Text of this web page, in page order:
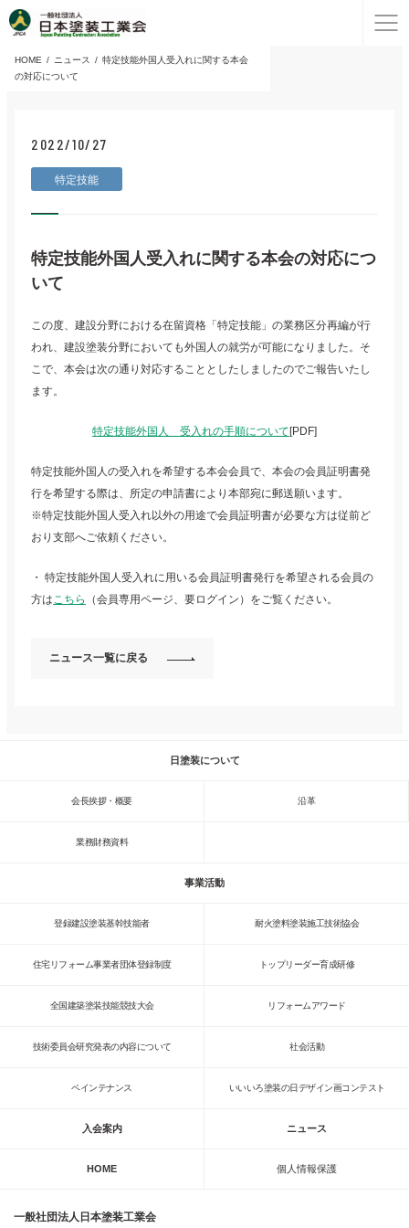
HOME ニュース
特定技能外国人受入れに関する本会
の対応について
2022/10/27
特定技能
特定技能外国人受入れに関する本会の対応につ
いて
この度、建設分野における在留資格「特定技能」の業務区分再編が行
われ、建設塗装分野においても外国人の就労が可能になりました。そ
こで、本会は次の通り対応することとしたしましたのでご報告いたし
ます。
特定技能外国人 受入れの手順について [PDF]
特定技能外国人の受入れを希望する本会会員で、本会の会員証明書発
行を希望する際は、所定の申請書により本部宛に郵送願います。
※特定技能外国人受入れ以外の用途で会員証明書が必要な方は従前ど
おり支部へご依頼ください。
・ 特定技能外国人受入れに用いる会員証明書発行を希望される会員の
方はこちら （会員専用ページ、要ログイン）をご覧ください。
ニュース一覧に戻る
日塗装について
会長挨拶・概要 沿革
業務財務資料
事業活動
登録建設塗装基幹技能者 耐火塗料塗装施工技術協会
住宅リフォーム事業者団体登録制度 トップリーダー育成研修
全国建築塗装技能競技大会 リフォームアワード
技術委員会研究発表の内容について 社会活動
ペインテナンス いいいろ塗装の日デザイン画コンテスト
入会案内 ニュース
HOME 個人情報保護
一般社団法人日本塗装工業会